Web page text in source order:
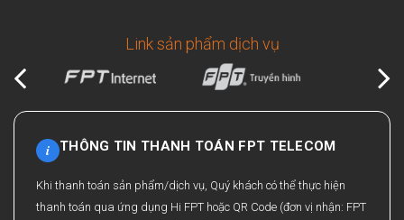
Link sản phẩm dịch vụ
i THÔNG TIN THANH TOÁN FPT TELECOM
Khi thanh toán sản phẩm/dịch vụ, Quý khách có thể thực hiện
thanh toán qua ứng dụng Hi FPT hoặc QR Code (đơn vị nhận: FPT